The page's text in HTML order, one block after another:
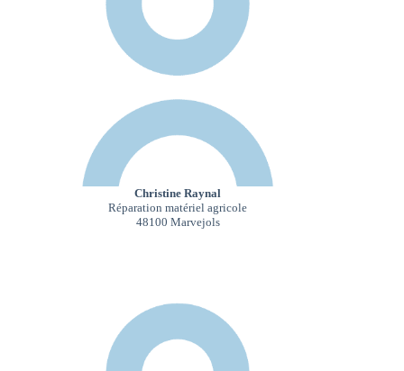
Christine Raynal
Réparation matériel agricole
48100 Marvejols